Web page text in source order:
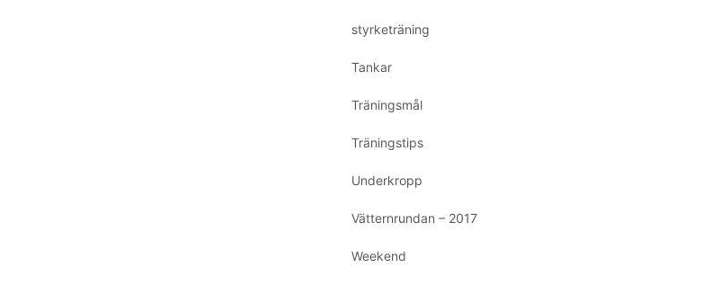
styrketräning
Tankar
Träningsmål
Träningstips
Underkropp
Vätternrundan – 2017
Weekend